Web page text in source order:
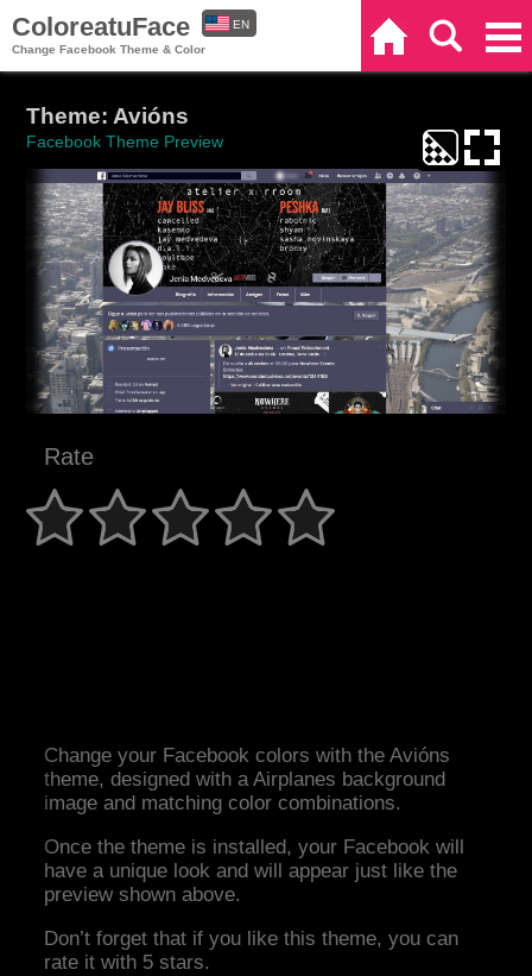
ColoreatuFace
Change Facebook Theme & Color
EN
Theme: Avións
Facebook Theme Preview
Rate
Change your Facebook colors with the Avións
theme, designed with a Airplanes background
image and matching color combinations.
Once the theme is installed, your Facebook will
have a unique look and will appear just like the
preview shown above.
Don’t forget that if you like this theme, you can
rate it with 5 stars.